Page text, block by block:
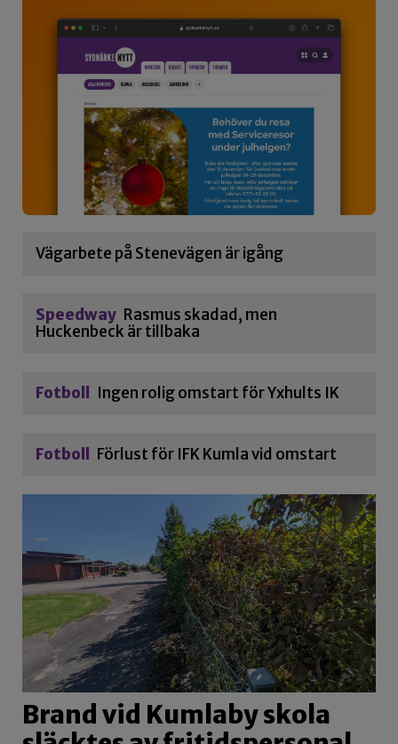
Vägarbete på Stenevägen är igång
Speedway Rasmus skadad, men
Huckenbeck är tillbaka
Fotboll Ingen rolig omstart för Yxhults IK
Fotboll Förlust för IFK Kumla vid omstart
Brand vid Kumlaby skola